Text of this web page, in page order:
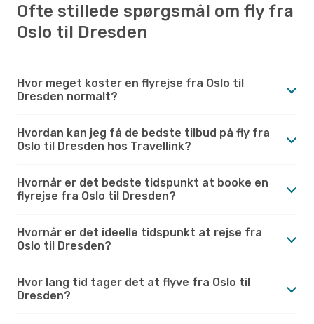
Ofte stillede spørgsmål om fly fra
Oslo til Dresden
Hvor meget koster en flyrejse fra Oslo til
Dresden normalt?
Hvordan kan jeg få de bedste tilbud på fly fra
Oslo til Dresden hos Travellink?
Hvornår er det bedste tidspunkt at booke en
flyrejse fra Oslo til Dresden?
Hvornår er det ideelle tidspunkt at rejse fra
Oslo til Dresden?
Hvor lang tid tager det at flyve fra Oslo til
Dresden?